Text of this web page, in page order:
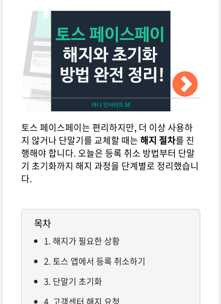
토스 페이스페이는 편리하지만, 더 이상 사용하
지 않거나 단말기를 교체할 때는 해지 절차를 진
행해야 합니다. 오늘은 등록 취소 방법부터 단말
기 초기화까지 해지 과정을 단계별로 정리했습니
다.
목차
1. 해지가 필요한 상황
2. 토스 앱에서 등록 취소하기
3. 단말기 초기화
4. 고객센터 해지 요청